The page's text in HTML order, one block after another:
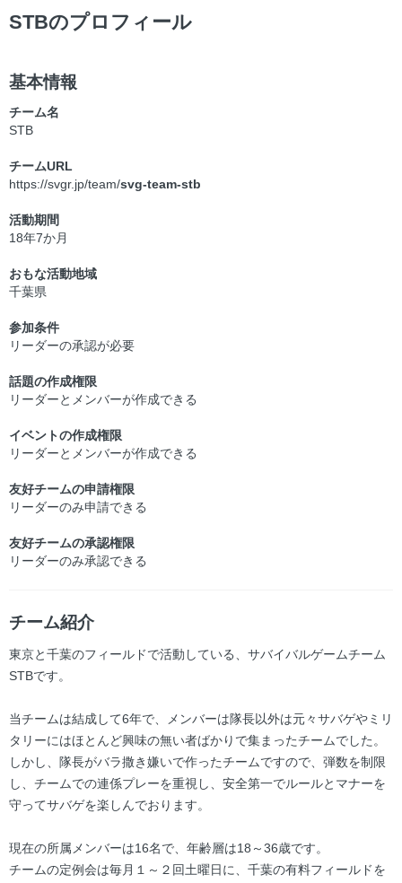
STBのプロフィール
基本情報
チーム名
STB
チームURL
https://svgr.jp/team/svg-team-stb
活動期間
18年7か月
おもな活動地域
千葉県
参加条件
リーダーの承認が必要
話題の作成権限
リーダーとメンバーが作成できる
イベントの作成権限
リーダーとメンバーが作成できる
友好チームの申請権限
リーダーのみ申請できる
友好チームの承認権限
リーダーのみ承認できる
チーム紹介
東京と千葉のフィールドで活動している、サバイバルゲームチーム
STBです。
当チームは結成して6年で、メンバーは隊長以外は元々サバゲやミリ
タリーにはほとんど興味の無い者ばかりで集まったチームでした。
しかし、隊長がバラ撒き嫌いで作ったチームですので、弾数を制限
し、チームでの連係プレーを重視し、安全第一でルールとマナーを
守ってサバゲを楽しんでおります。
現在の所属メンバーは16名で、年齢層は18～36歳です。
チームの定例会は毎月１～２回土曜日に、千葉の有料フィールドを